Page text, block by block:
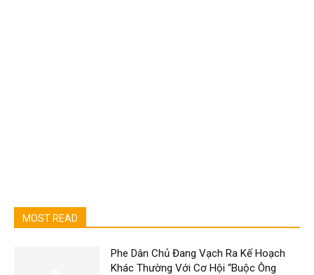
MOST READ
Phe Dân Chủ Đang Vạch Ra Kế Hoạch
Khác Thường Với Cơ Hội “Buộc Ông